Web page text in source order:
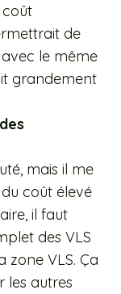
de
le même
grandement
mais il me
coût élevé
il faut
des VLS
zone VLS. Ça
les autres